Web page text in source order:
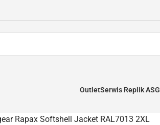
OutletSerwis Replik ASG
Rapax Softshell Jacket RAL7013 2XL